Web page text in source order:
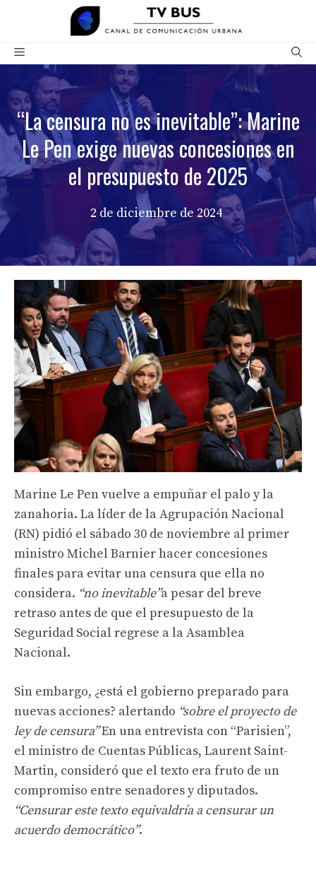
contenido
Menú
“La censura no es inevitable”: Marine
Le Pen exige nuevas concesiones en
el presupuesto de 2025
2 de diciembre de 2024
Marine Le Pen vuelve a empuñar el palo y la
zanahoria. La líder de la Agrupación Nacional
(RN) pidió el sábado 30 de noviembre al primer
ministro Michel Barnier hacer concesiones
finales para evitar una censura que ella no
considera. “no inevitable”a pesar del breve
retraso antes de que el presupuesto de la
Seguridad Social regrese a la Asamblea
Nacional.
Sin embargo, ¿está el gobierno preparado para
nuevas acciones? alertando “sobre el proyecto de
ley de censura”En una entrevista con “Parisien”,
el ministro de Cuentas Públicas, Laurent Saint-
Martin, consideró que el texto era fruto de un
compromiso entre senadores y diputados.
“Censurar este texto equivaldría a censurar un
acuerdo democrático”.